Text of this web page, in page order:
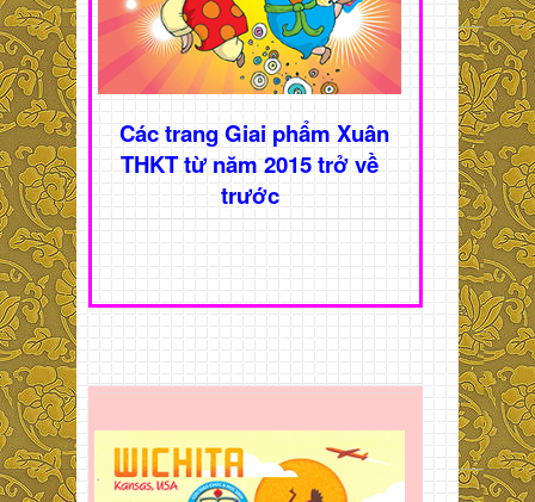
Các trang Giai phẩm Xuân
THKT từ năm 2015 trở về
trước